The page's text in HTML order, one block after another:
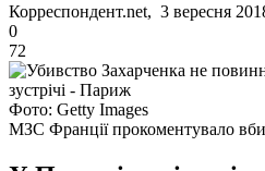
Корреспондент.net, 3 вересня
0
72
Фото: Getty Images
МЗС Франції прокоментувало